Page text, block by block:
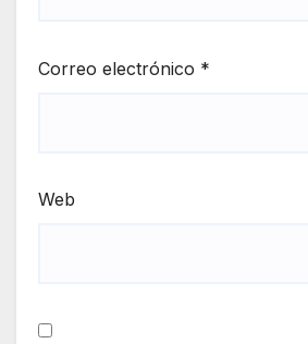
Correo electrónico *
Web